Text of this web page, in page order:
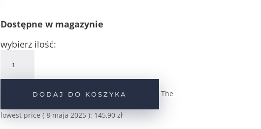
Dostępne w magazynie
wybierz ilość:
Srebrne
kolczyki
pr.925
DODAJ DO KOSZYKA The
lowest price (8 maja 2025 ): 145,90 zł